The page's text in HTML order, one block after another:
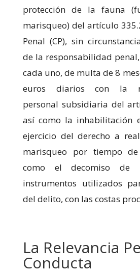
protección de la fauna
marisqueo) del artículo
Penal (CP), sin
de la responsabilidad
cada uno, de multa de 8
euros diarios con la
personal subsidiaria del
así como la inhabilitación
ejercicio del derecho a
marisqueo por tiempo
como el decomiso de
instrumentos utilizados
del delito, con las costas
La Relevancia
Conducta